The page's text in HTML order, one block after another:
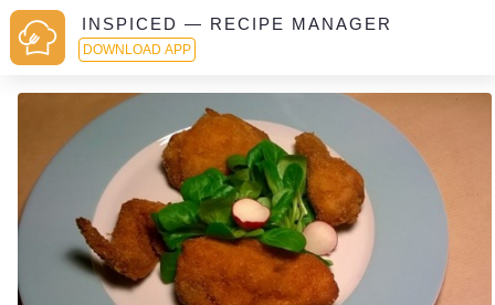
INSPICED — RECIPE MANAGER
DOWNLOAD APP